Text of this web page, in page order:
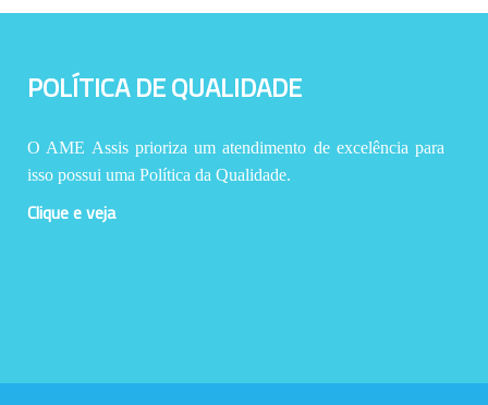
POLÍTICA DE QUALIDADE
O AME Assis prioriza um atendimento de excelência para
isso possui uma Política da Qualidade.
Clique e veja